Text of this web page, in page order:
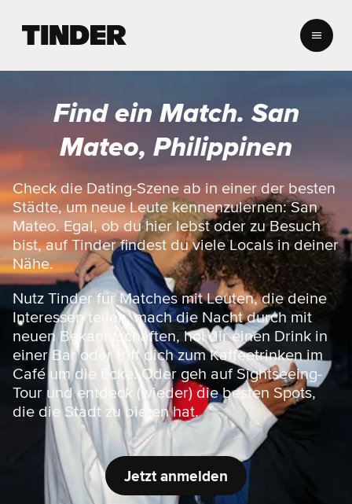
e
r
S
a
r
t
s
e
i
t
e
Find ein Match. San
Mateo, Philippinen
Check die Dating-Szene ab in einer der besten
Städte, um neue Leute kennenzulernen: San
Mateo. Egal, ob du hier lebst oder zu Besuch
bist, auf Tinder findest du viele Locals in deiner
Nähe.
Nutz Tinder für Matches mit Leuten, die deine
Interessen teilen, mach die Nacht durch mit
neuen Bekanntschaften, hol dir einen Drink in
einer Bar oder triff dich zum Kaffeetrinken im
Café um die Ecke. Oder geh auf Sightseeing-
Tour und entdeck (wieder) die besten Spots,
die die Stadt zu bieten hat.
Jetzt anmelden